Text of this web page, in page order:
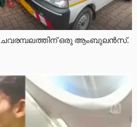
ചേവരമ്പലത്തിന് ഒരു ആംബുലൻസ്.